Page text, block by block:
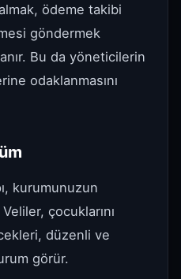
ödeme takibi
göndermek
Bu da yöneticilerin
odaklanmasını
kurumunuzun
çocuklarını
düzenli ve
görür.